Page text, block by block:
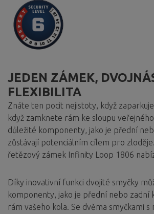
JEDEN ZÁMEK,
FLEXIBILITA
Znáte ten pocit nejistoty, když
když zamknete rám ke sloupu
důležité komponenty, jako je přední
zůstávají potenciálním cílem pro
řetězový zámek Infinity Loop 1806
Díky inovativní funkci dvojité smyčky
komponenty, jako je přední nebo zadní
rám vašeho kola. Se dvěma smyčkami s